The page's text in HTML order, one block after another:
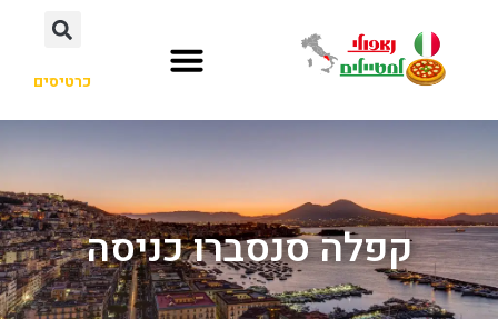
כרטיסים
קפלה סנסברו כניסה